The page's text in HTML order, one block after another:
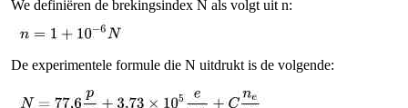
We definiëren de brekingsindex N als volgt uit n:
De experimentele formule die N uitdrukt is de volgende: